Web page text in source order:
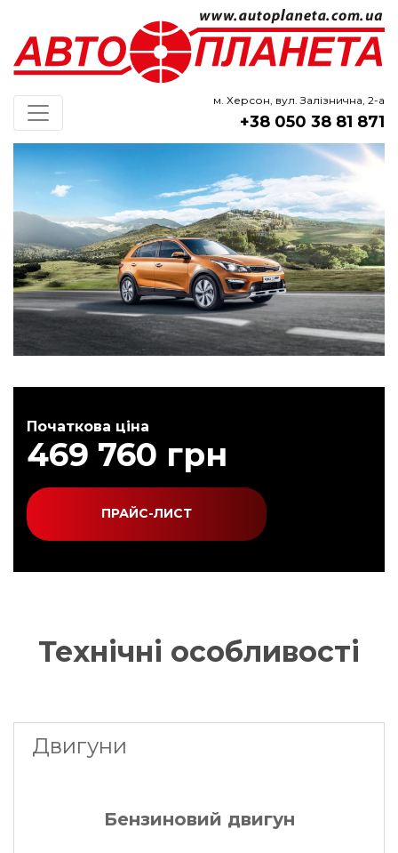
м. Херсон, вул. Залізнична, 2-а
+38 050 38 81 871
Початкова цiна
469 760 грн
ПРАЙС-ЛИСТ
Технiчнi особливостi
Двигуни
Бензиновий двигун